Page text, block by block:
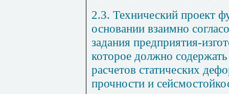
2.3. Технический проект
основании взаимно
задания предприятия-
которое должно
расчетов статических
прочности и